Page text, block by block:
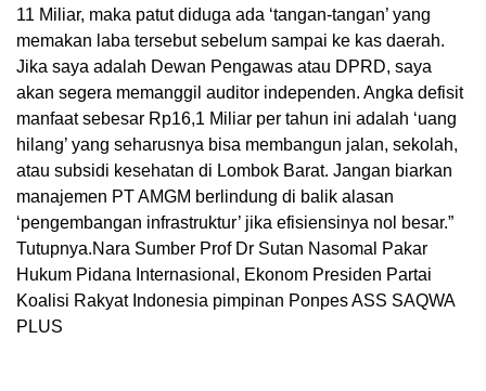
11 Miliar, maka patut diduga ada ‘tangan-tangan’ yang
memakan laba tersebut sebelum sampai ke kas daerah.
Jika saya adalah Dewan Pengawas atau DPRD, saya
akan segera memanggil auditor independen. Angka defisit
manfaat sebesar Rp16,1 Miliar per tahun ini adalah ‘uang
hilang’ yang seharusnya bisa membangun jalan, sekolah,
atau subsidi kesehatan di Lombok Barat. Jangan biarkan
manajemen PT AMGM berlindung di balik alasan
‘pengembangan infrastruktur’ jika efisiensinya nol besar.”
Tutupnya.Nara Sumber Prof Dr Sutan Nasomal Pakar
Hukum Pidana Internasional, Ekonom Presiden Partai
Koalisi Rakyat Indonesia pimpinan Ponpes ASS SAQWA
PLUS